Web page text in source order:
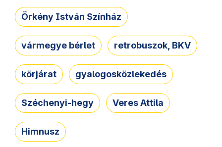
Örkény István Színház
vármegye bérlet retrobuszok, BKV
körjárat gyalogosközlekedés
Széchenyi-hegy Veres Attila
Himnusz